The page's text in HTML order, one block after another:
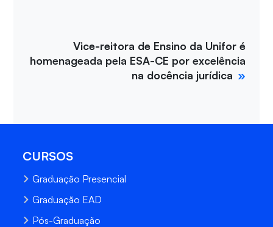
Vice-reitora de Ensino da Unifor é
homenageada pela ESA-CE por excelência
na docência jurídica
CURSOS
Graduação Presencial
Graduação EAD
Pós-Graduação